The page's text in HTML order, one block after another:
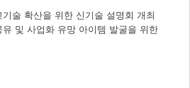
술 확산을 위한 신기술 설명회 개최
및 사업화 유망 아이템 발굴을 위한